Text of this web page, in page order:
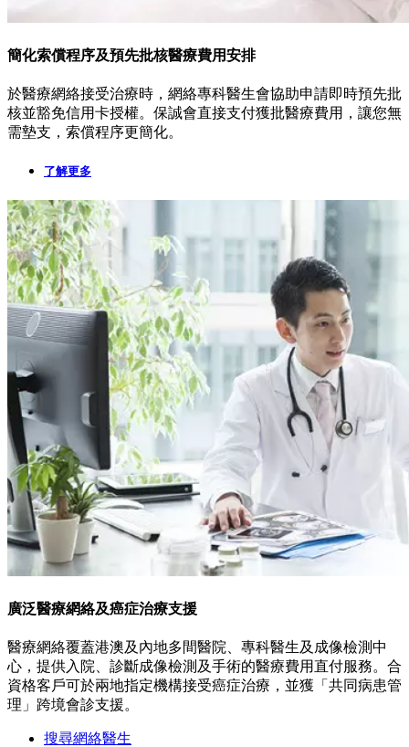
簡化索償程序及預先批核醫療費用安排
於醫療網絡接受治療時，網絡專科醫生會協助申請即時預先批
核並豁免信用卡授權。保誠會直接支付獲批醫療費用，讓您無
需墊支，索償程序更簡化。
了解更多
廣泛醫療網絡及癌症治療支援
醫療網絡覆蓋港澳及內地多間醫院、專科醫生及成像檢測中
心，提供入院、診斷成像檢測及手術的醫療費用直付服務。合
資格客戶可於兩地指定機構接受癌症治療，並獲「共同病患管
理」跨境會診支援。
搜尋網絡醫生